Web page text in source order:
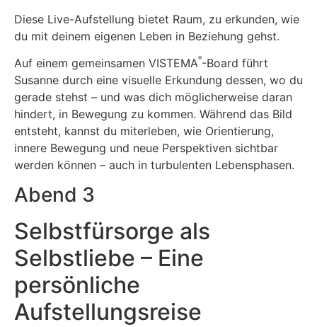
Diese Live-Aufstellung bietet Raum, zu erkunden, wie
du mit deinem eigenen Leben in Beziehung gehst.
Auf einem gemeinsamen VISTEMA®-Board führt
Susanne durch eine visuelle Erkundung dessen, wo du
gerade stehst – und was dich möglicherweise daran
hindert, in Bewegung zu kommen. Während das Bild
entsteht, kannst du miterleben, wie Orientierung,
innere Bewegung und neue Perspektiven sichtbar
werden können – auch in turbulenten Lebensphasen.
Abend 3
Selbstfürsorge als
Selbstliebe – Eine
persönliche
Aufstellungsreise